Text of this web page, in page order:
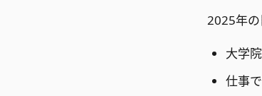
2025年
大学
仕事